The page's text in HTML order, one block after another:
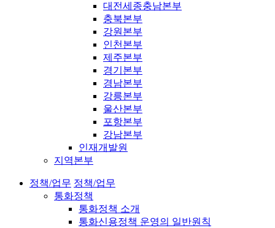
대전세종충남본부
충북본부
강원본부
인천본부
제주본부
경기본부
경남본부
강릉본부
울산본부
포항본부
강남본부
인재개발원
지역본부
정책/업무 정책/업무
통화정책
통화정책 소개
통화신용정책 운영의 일반원칙